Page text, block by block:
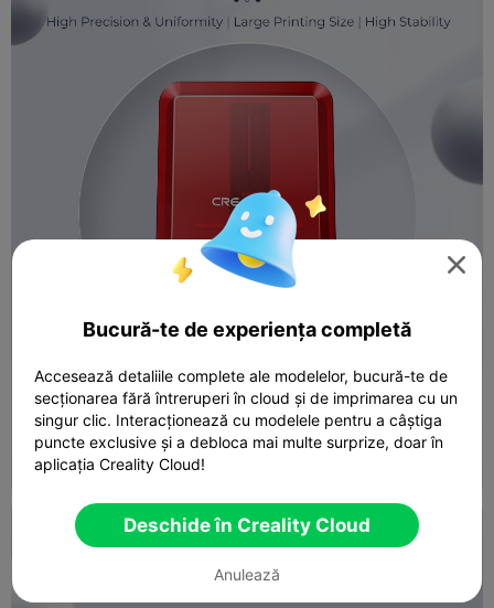

Bucură-te de experiența completă
Accesează detaliile complete ale modelelor, bucură-te de
secționarea fără întreruperi în cloud și de imprimarea cu un
singur clic. Interacționează cu modelele pentru a câștiga
puncte exclusive și a debloca mai multe surprize, doar în
aplicația Creality Cloud!
Deschide în Creality Cloud
Anulează